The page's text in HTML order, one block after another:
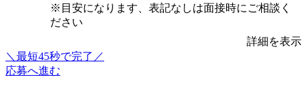
※目安になります、表記なしは面接時にご相談く
ださい
詳細を表示
＼最短45秒で完了／
応募へ進む